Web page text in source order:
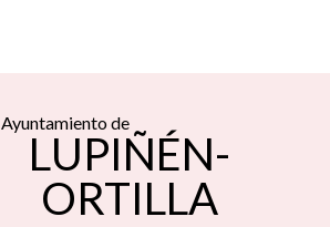
Ayuntamiento de
LUPIÑÉN-
ORTILLA